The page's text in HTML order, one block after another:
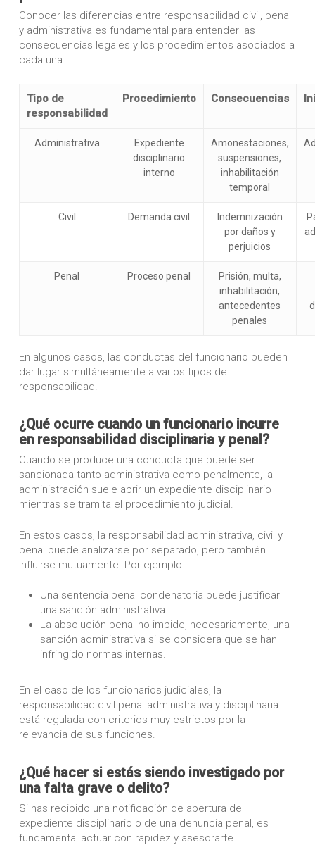
Conocer las diferencias entre responsabilidad civil, penal
y administrativa es fundamental para entender las
consecuencias legales y los procedimientos asociados a
cada una:
Tipo de
responsabilidad
Procedimiento Consecuencias
Administrativa
Expediente
disciplinario
interno
Amonestaciones,
suspensiones,
inhabilitación
temporal
Civil Demanda civil
Indemnización
por daños y
perjuicios
Penal Proceso penal
Prisión, multa,
inhabilitación,
antecedentes
penales
En algunos casos, las conductas del funcionario pueden
dar lugar simultáneamente a varios tipos de
responsabilidad.
¿Qué ocurre cuando un funcionario incurre
en responsabilidad disciplinaria y penal?
Cuando se produce una conducta que puede ser
sancionada tanto administrativa como penalmente, la
administración suele abrir un expediente disciplinario
mientras se tramita el procedimiento judicial.
En estos casos, la responsabilidad administrativa, civil y
penal puede analizarse por separado, pero también
influirse mutuamente. Por ejemplo:
Una sentencia penal condenatoria puede justificar
una sanción administrativa.
La absolución penal no impide, necesariamente, una
sanción administrativa si se considera que se han
infringido normas internas.
En el caso de los funcionarios judiciales, la
responsabilidad civil penal administrativa y disciplinaria
está regulada con criterios muy estrictos por la
relevancia de sus funciones.
¿Qué hacer si estás siendo investigado por
una falta grave o delito?
Si has recibido una notificación de apertura de
expediente disciplinario o de una denuncia penal, es
fundamental actuar con rapidez y asesorarte